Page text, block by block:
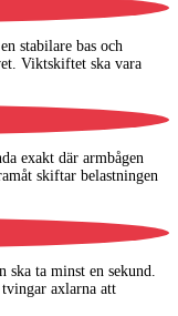
stabilare bas och
Viktskiftet ska vara
exakt där armbågen
skiftar belastningen
ska ta minst en sekund.
axlarna att